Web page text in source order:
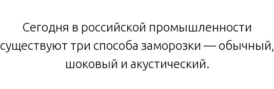
Сегодня в российской промышленности
существуют три способа заморозки — обычный,
шоковый и акустический.